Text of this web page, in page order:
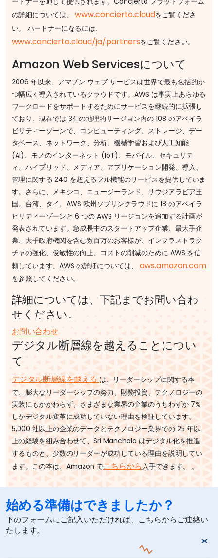
の詳細については、 www.concierto.cloudをご覧くださ
い。 パートナーになるには、
www.concierto.cloud/ja/partnersをご覧ください。
Amazon Web Servicesについて
2006 年以来、アマゾン ウェブ サービスは世界で最も包括的か
つ幅広く導入されているクラウドです。AWS は事実上あらゆる
ワークロードをサポートするためにサービスを継続的に拡張し
ており、現在では 34 の地理的リージョン内の 108 のアベイラ
ビリティーゾーンで、コンピューティング、ストレージ、デー
タベース、ネットワーク、分析、機械学習および人工知能
(AI)、モノのインターネット (IoT)、モバイル、セキュリテ
ィ、ハイブリッド、メディア、アプリケーション開発、導入、
管理に関する 240 を超えるフル機能のサービスを提供していま
す。さらに、メキシコ、ニュージーランド、サウジアラビア王
国、台湾、タイ、AWS 欧州ソブリンクラウドに 18 のアベイラ
ビリティーゾーンと 6 つの AWS リージョンを追加する計画が
発表されています。急成長中のスタートアップ企業、最大手企
業、大手政府機関を含む数百万のお客様が、インフラストラク
チャの強化、俊敏性の向上、コストの削減のために AWS を信
頼しています。AWS の詳細については、 aws.amazon.com
を参照してください。
詳細については、下記までお問い合わ
せください。
お問い合わせ
デジタル断層線を越えることについ
て
デジタル断層線を越える は、リーダーシップに関する本
で、膨大なリーダーシップの努力、財務投資、テクノロジーの
実装にもかかわらず、さまざまな業界の企業のうちわずか 7%
しかデジタル変革に成功していない理由を検証しています。
5,000 社以上の企業のデータとテクノロジー業界での 25 年以
上の経験を組み合わせて、Sri Manchala はデジタル化を推進
するものと、少数のリーダーが成功している理由を説明してい
ます。この本は、Amazon でこちらから入手できます。 。
始める準備はできましたか？
下のフォームにご記入いただければ、こちらからご連絡い
たします。